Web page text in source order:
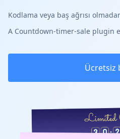
Kodlama veya baş ağrısı
A Countdown-timer-sale plugin
Ücretsiz